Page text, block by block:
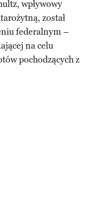
wpływowy
został
federalnym –
na celu
pochodzących z